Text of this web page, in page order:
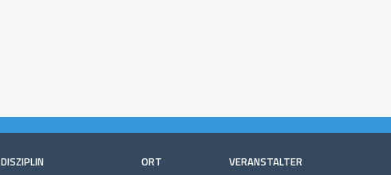
DISZIPLIN ORT VERANSTALTER